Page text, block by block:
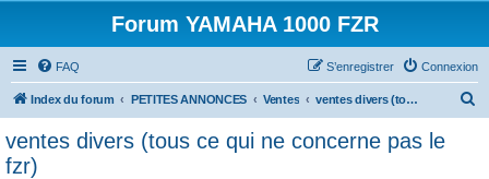
Forum YAMAHA 1000 FZR
FAQ Connexion
S’enregistrer
Index du forum PETITES ANNONCES Ventes ventes divers (tous ce qui ne concerne pas le fzr)
ventes divers (tous ce qui ne concerne pas le
fzr)